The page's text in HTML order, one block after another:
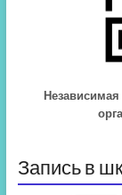
Независимая
Запись в